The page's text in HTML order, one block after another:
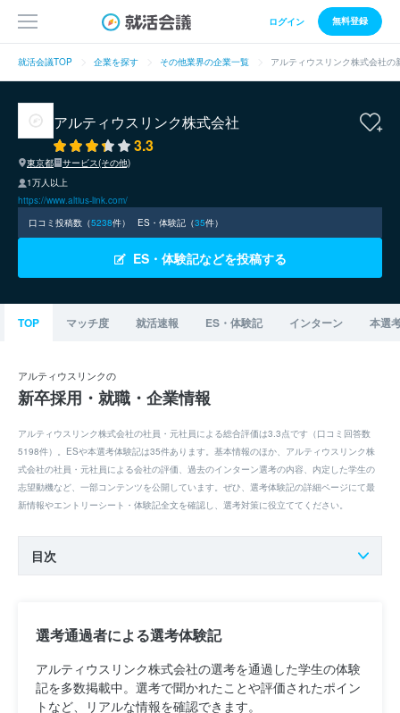
ログイン 無料登録
就活会議TOP 企業を探す その他業界の企業一覧 アルティウスリンク株式会社
アルティウスリンク株式会社
3.3
東京都
サービス(その他)
1万人以上
https://www.altius-link.com/
口コミ投稿数（5238件） ES・体験記（35件）
ES・体験記などを投稿する
TOP マッチ度 就活速報 ES・体験記 インターン 本選
アルティウスリンクの
新卒採用・就職・企業情報
アルティウスリンク株式会社の社員・元社員による総合評価は3.3点です（口コミ回答数
5198件）。ESや本選考体験記は35件あります。基本情報のほか、アルティウスリンク株
式会社の社員・元社員による会社の評価、過去のインターン選考の内容、内定した学生の
志望動機など、一部コンテンツを公開しています。ぜひ、選考体験記の詳細ページにて最
新情報やエントリーシート・体験記全文を確認し、選考対策に役立ててください。
目次
選考通過者による選考体験記
アルティウスリンク株式会社の選考を通過した学生の体験
記を多数掲載中。選考で聞かれたことや評価されたポイン
トなど、リアルな情報を確認できます。